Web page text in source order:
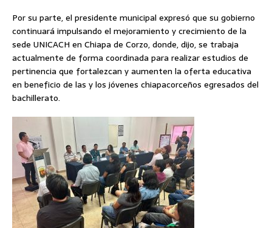
Por su parte, el presidente municipal expresó que su gobierno
continuará impulsando el mejoramiento y crecimiento de la
sede UNICACH en Chiapa de Corzo, donde, dijo, se trabaja
actualmente de forma coordinada para realizar estudios de
pertinencia que fortalezcan y aumenten la oferta educativa
en beneficio de las y los jóvenes chiapacorceños egresados del
bachillerato.